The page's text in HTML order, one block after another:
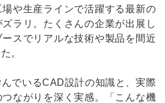
や生産ラインで活躍する最新の
ラリ。たくさんの企業が出展し
スでリアルな技術や製品を間近
。
でいるCAD設計の知識と、実際
ながりを深く実感。「こんな機